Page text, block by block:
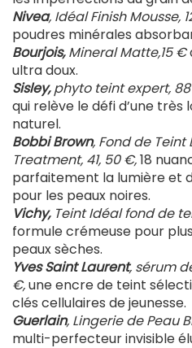
Nivea, Idéal Finish Mousse,
poudres minérales
Bourjois,Mineral Matte,15 €
ultra doux.
Sisley,phyto teint expert,
qui relève le défi d’une très
naturel.
Bobbi Brown, Fond de Teint
Treatment, 41, 50 €,18
parfaitement la lumière et
pour les peaux noires.
Vichy,Teint Idéal fond de
formule crémeuse pour
peaux sèches.
Yves Saint Laurent, sérum
€,une encre de teint
clés cellulaires de jeunesse.
Guerlain, Lingerie de Peau
multi-perfecteur invisible